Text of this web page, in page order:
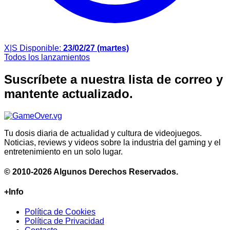
X|S Disponible: 23/02/27 (martes)
Todos los lanzamientos
Suscríbete a nuestra lista de correo y
mantente actualizado.
Tu dosis diaria de actualidad y cultura de videojuegos.
Noticias, reviews y videos sobre la industria del gaming y el
entretenimiento en un solo lugar.
© 2010-2026 Algunos Derechos Reservados.
+Info
Política de Cookies
Política de Privacidad